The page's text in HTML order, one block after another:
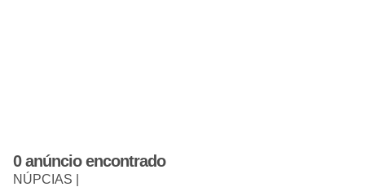
0 anúncio encontrado
NÚPCIAS |